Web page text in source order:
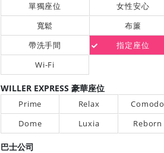
單獨座位
女性安心
寬鬆
布簾
帶洗手間
指定座位
Wi-Fi
WILLER EXPRESS 豪華座位
Prime Relax
Comodo
Dome
Luxia Reborn
巴士公司